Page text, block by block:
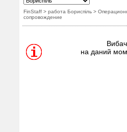
FinStaff > работа Бориспіль >
сопровождение
на даний